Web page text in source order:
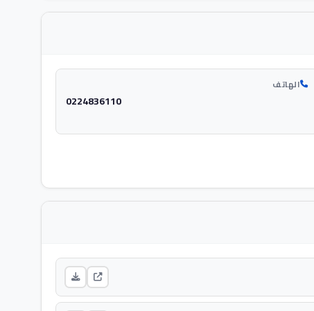
الهاتف
0224836110